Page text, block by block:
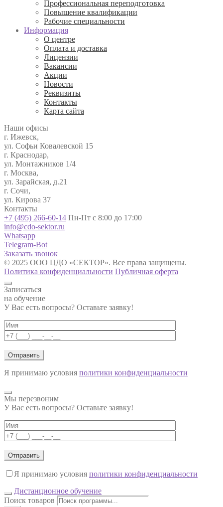
Профессиональная переподготовка
Повышение квалификации
Рабочие специальности
Информация
О центре
Оплата и доставка
Лицензии
Вакансии
Акции
Новости
Реквизиты
Контакты
Карта сайта
Наши офисы
г. Ижевск,
ул. Софьи Ковалевской 15
г. Краснодар,
ул. Монтажников 1/4
г. Москва,
ул. Зарайская, д.21
г. Сочи,
ул. Кирова 37
Контакты
+7 (495) 266-60-14 Пн-Пт с 8:00 до 17:00
info@cdo-sektor.ru
Whatsapp
Telegram-Bot
Заказать звонок
© 2025 ООО ЦДО «СЕКТОР». Все права защищены.
Политика конфиденциальности Публичная оферта
Записаться
на обучение
У Вас есть вопросы? Оставьте заявку!
Я принимаю условия политики конфиденциальности
Мы перезвоним
У Вас есть вопросы? Оставьте заявку!
Я принимаю условия политики конфиденциальности
Дистанционное обучение
Поиск товаров